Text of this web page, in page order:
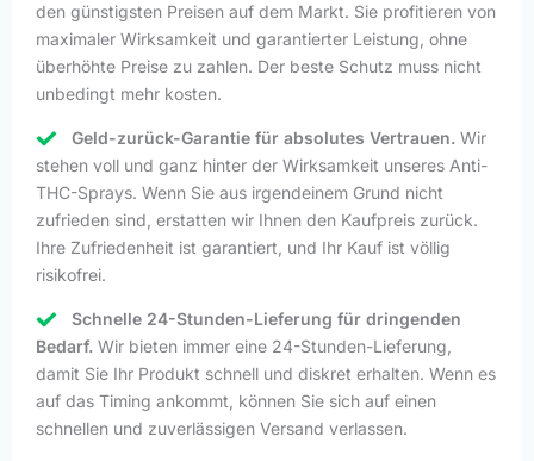
den günstigsten Preisen auf dem Markt. Sie profitieren von
maximaler Wirksamkeit und garantierter Leistung, ohne
überhöhte Preise zu zahlen. Der beste Schutz muss nicht
unbedingt mehr kosten.
Geld-zurück-Garantie für absolutes Vertrauen. Wir
stehen voll und ganz hinter der Wirksamkeit unseres Anti-
THC-Sprays. Wenn Sie aus irgendeinem Grund nicht
zufrieden sind, erstatten wir Ihnen den Kaufpreis zurück.
Ihre Zufriedenheit ist garantiert, und Ihr Kauf ist völlig
risikofrei.
Schnelle 24-Stunden-Lieferung für dringenden
Bedarf. Wir bieten immer eine 24-Stunden-Lieferung,
damit Sie Ihr Produkt schnell und diskret erhalten. Wenn es
auf das Timing ankommt, können Sie sich auf einen
schnellen und zuverlässigen Versand verlassen.